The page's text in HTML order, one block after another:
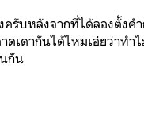
ครับหลังจากที่ได้ลองตั้งค
เดากันได้ไหมเอ่ยว่าทำ
กัน